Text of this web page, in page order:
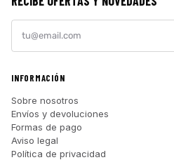
INFORMACIÓN
Sobre nosotros
Envíos y devoluciones
Formas de pago
Aviso legal
Política de privacidad